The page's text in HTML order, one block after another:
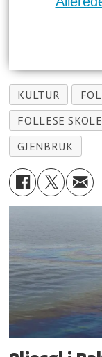
KULTUR
FOLLESE SKOLE
GJENBRUK